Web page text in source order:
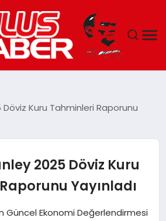
Kuru Tahminleri Raporunu
2025 Döviz Kuru
Yayınladı
Güncel Ekonomi Değerlendirmesi